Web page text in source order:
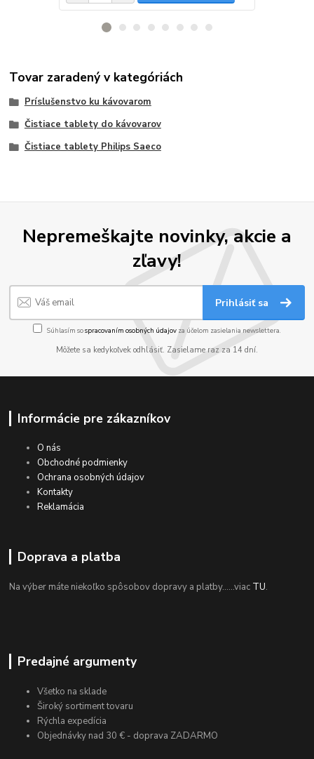
Tovar zaradený v kategóriách
Príslušenstvo ku kávovarom
Čistiace tablety do kávovarov
Čistiace tablety Philips Saeco
Nepremeškajte novinky, akcie a
zľavy!
Prihlásiť sa
Súhlasím sospracovaním osobných údajov za účelom zasielania newslettera.
Môžete sa kedykoľvek odhlásiť. Zasielame raz za 14 dní.
Informácie pre zákazníkov
O nás
Obchodné podmienky
Ochrana osobných údajov
Kontakty
Reklamácia
Doprava a platba
Na výber máte niekoľko spôsobov dopravy a platby......viac TU.
Predajné argumenty
Všetko na sklade
Široký sortiment tovaru
Rýchla expedícia
Objednávky nad 30 € - doprava ZADARMO